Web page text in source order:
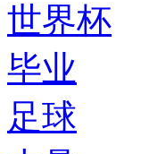
世界杯
毕业
足球